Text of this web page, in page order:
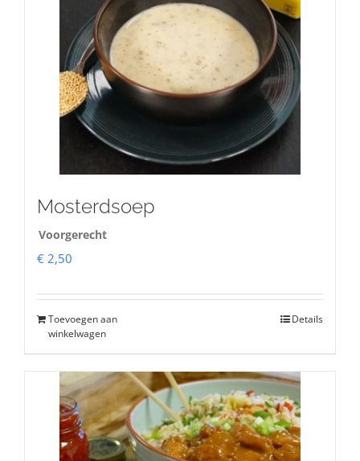
Mosterdsoep
Voorgerecht
€ 2,50
Toevoegen aan
winkelwagen
Details